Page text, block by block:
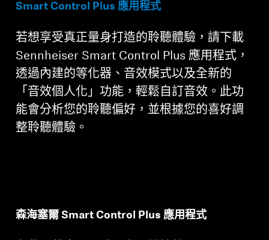
Smart Control Plus 應用程式
若想享受真正量身打造的聆聽體驗，請下載
Sennheiser Smart Control Plus 應用程式，
透過內建的等化器、音效模式以及全新的
「音效個人化」功能，輕鬆自訂音效。此功
能會分析您的聆聽偏好，並根據您的喜好調
整聆聽體驗。
森海塞爾 Smart Control Plus 應用程式